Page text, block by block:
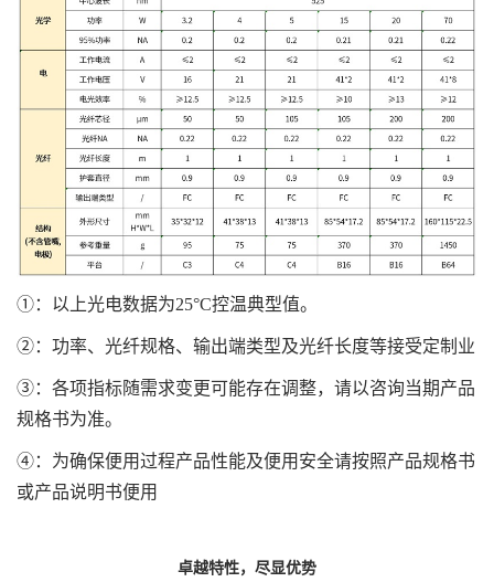
①：以上光电数据为25°C控温典型值。
②：功率、光纤规格、输出端类型及光纤长度等接受定制业
③：各项指标随需求变更可能存在调整，请以咨询当期产品
规格书为准。
④：为确保便用过程产品性能及便用安全请按照产品规格书
或产品说明书便用
卓越特性，尽显优势